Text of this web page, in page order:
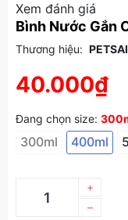
Xem đánh giá
Bình Nước Gắn
Thương hiệu:
40.000₫
Đang chọn size:
300ml 400ml
–
+